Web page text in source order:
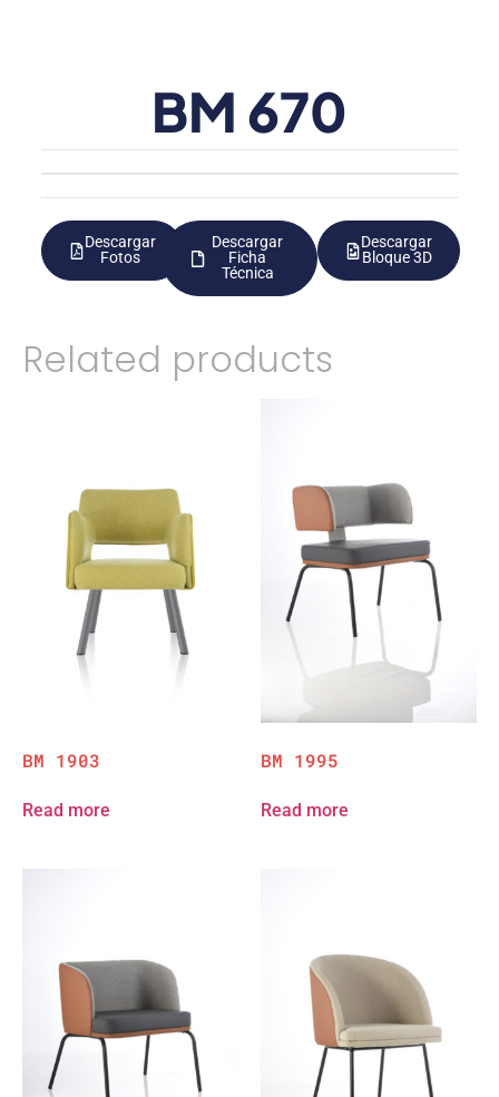
BM 670
Descargar
Fotos
Descargar
Ficha
Técnica
Descargar
Bloque 3D
Related products
BM 1903
Read more
BM 1995
Read more